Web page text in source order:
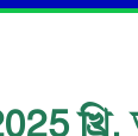
খ্রি.